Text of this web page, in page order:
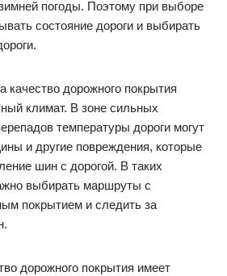
погоды. Поэтому при выборе
состояние дороги и выбирать
качество дорожного покрытия
климат. В зоне сильных
температуры дороги могут
и другие повреждения, которые
шин с дорогой. В таких
выбирать маршруты с
покрытием и следить за
дорожного покрытия имеет